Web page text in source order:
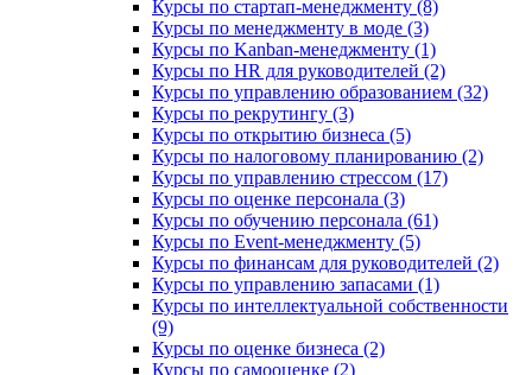
Курсы по стартап-менеджменту (8)
Курсы по менеджменту в моде (3)
Курсы по Kanban-менеджменту (1)
Курсы по HR для руководителей (2)
Курсы по управлению образованием (32)
Курсы по рекрутингу (3)
Курсы по открытию бизнеса (5)
Курсы по налоговому планированию (2)
Курсы по управлению стрессом (17)
Курсы по оценке персонала (3)
Курсы по обучению персонала (61)
Курсы по Event-менеджменту (5)
Курсы по финансам для руководителей (2)
Курсы по управлению запасами (1)
Курсы по интеллектуальной собственности
(9)
Курсы по оценке бизнеса (2)
Курсы по самооценке (2)